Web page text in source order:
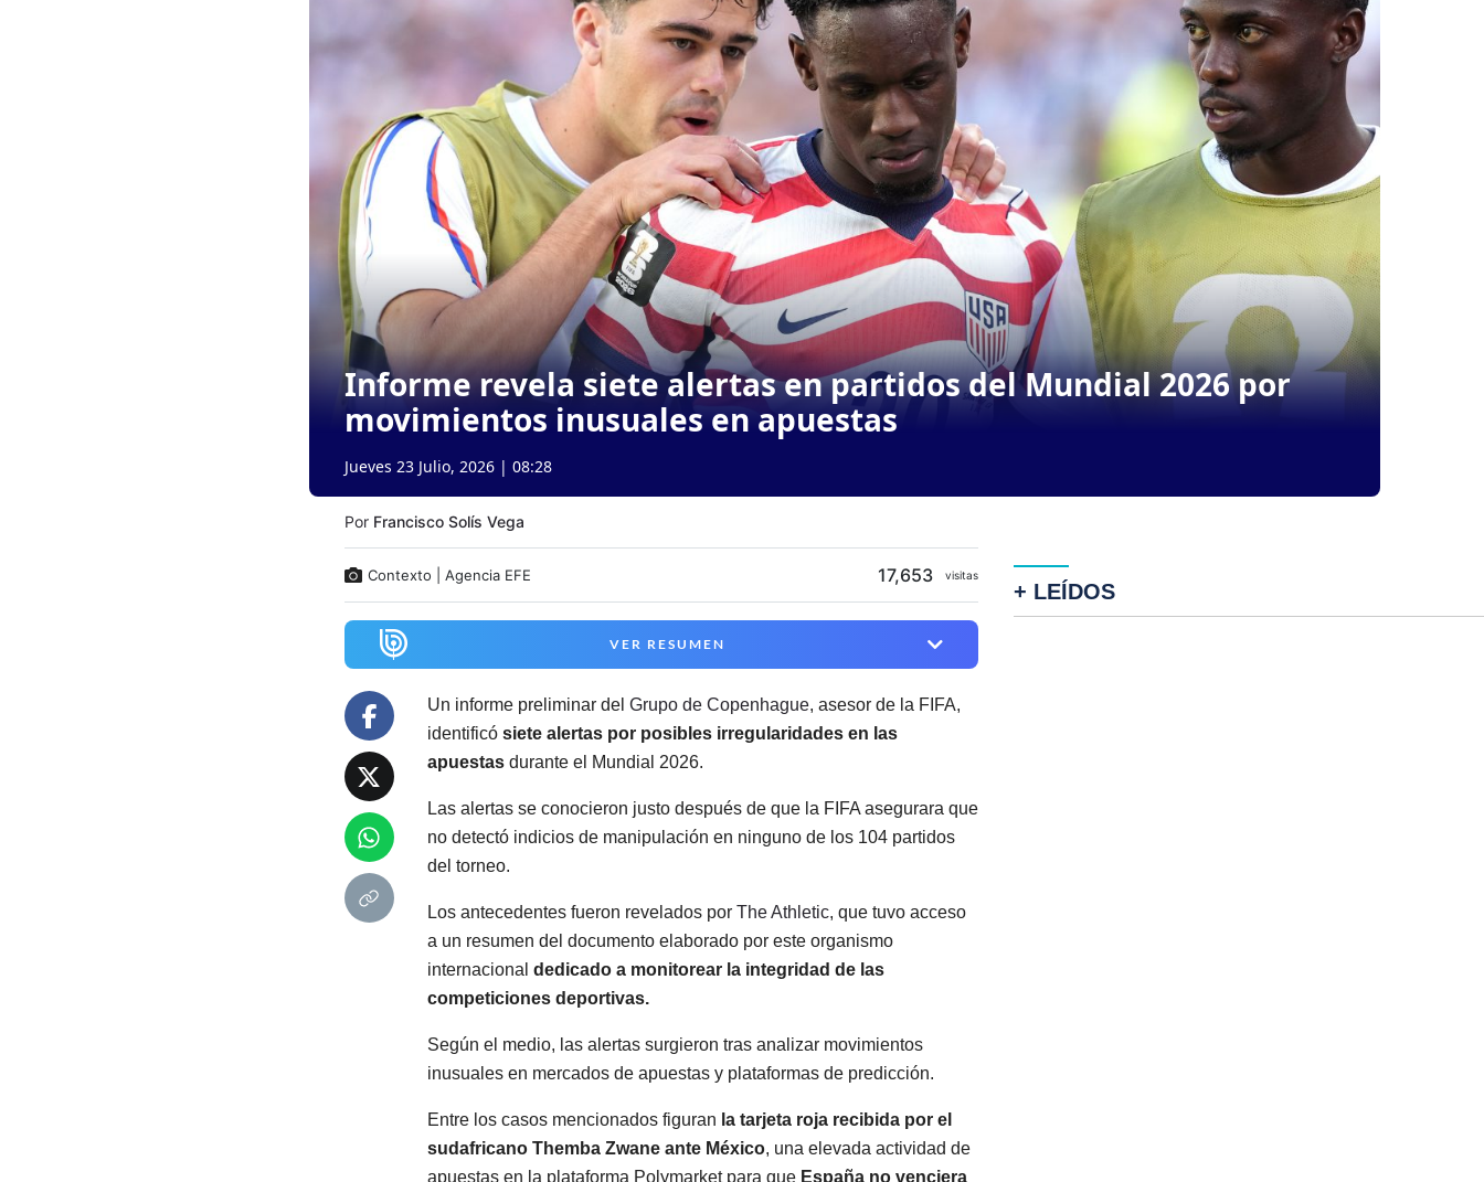
Informe revela siete alertas en partidos del Mundial 2026 por
movimientos inusuales en apuestas
Jueves 23 Julio, 2026 | 08:28
Por Francisco Solís Vega
Contexto | Agencia EFE visitas
17,653
VER RESUMEN
Un informe preliminar del Grupo de Copenhague, asesor de la FIFA,
identificó siete alertas por posibles irregularidades en las
apuestasdurante el Mundial 2026.
Las alertas se conocieron justo después de que la FIFA asegurara que
no detectó indicios de manipulación en ninguno de los 104 partidos
del torneo.
Los antecedentes fueron revelados por The Athletic, que tuvo acceso
a un resumen del documento elaborado por este organismo
internacional dedicado a monitorear la integridad de las
competiciones deportivas.
Según el medio, las alertas surgieron tras analizar movimientos
inusuales en mercados de apuestas y plataformas de predicción.
Entre los casos mencionados figuran la tarjeta roja recibida por el
sudafricano Themba Zwane ante México, una elevada actividad de
apuestas en la plataforma Polymarket para que España no venciera
+ LEÍDOS